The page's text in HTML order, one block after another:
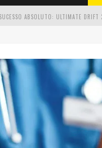
EM ABRIL, BOULEVARD SHOPPING BH